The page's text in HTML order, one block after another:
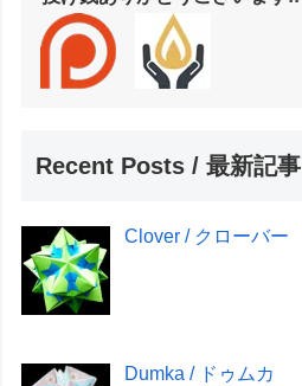
Recent Posts / 最新記事
Clover / クローバー
Dumka / ドゥムカ